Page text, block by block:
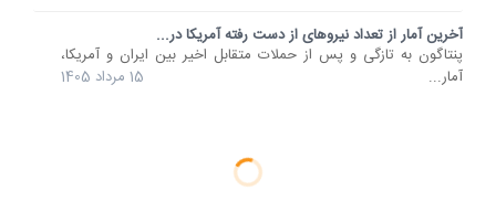
آخرین آمار از تعداد نیروهای از دست رفته آمریکا در...
پنتاگون به تازگی و پس از حملات متقابل اخیر بین ایران و آمریکا،
آمار...
15 مرداد 1405